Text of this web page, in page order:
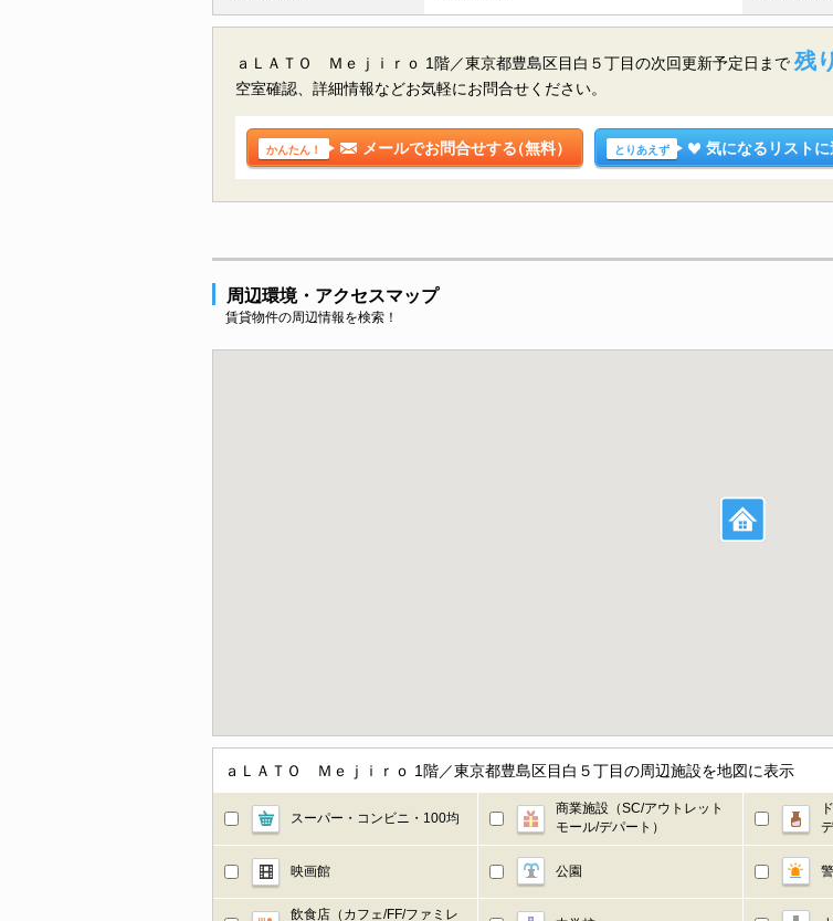
ａＬＡＴＯ Ｍｅｊｉｒｏ 1階／東京都豊島区目白５丁目の次回更新予定日まで 残
空室確認、詳細情報などお気軽にお問合せください。
かんたん！ メールでお問合せする（無料） とりあえず 気になるリストに
周辺環境・アクセスマップ
賃貸物件の周辺情報を検索！
ａＬＡＴＯ Ｍｅｊｉｒｏ 1階／東京都豊島区目白５丁目の周辺施設を地図に表示
スーパー・コンビニ・100均
商業施設（SC/アウトレット
モール/デパート）
映画館 公園
飲食店（カフェ/FF/ファミレ